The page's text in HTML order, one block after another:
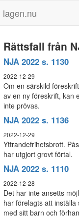
lagen.nu
Rättsfall från
NJA 2022 s. 1130
2022-12-29
Om en särskild
av en ny föreskrift, kan
inte prövas.
NJA 2022 s. 1136
2022-12-29
Yttrandefrihetsbrott.
har utgjort grovt förtal.
NJA 2022 s. 1110
2022-12-28
Det har inte ansetts
har förelagts att
med sitt barn och